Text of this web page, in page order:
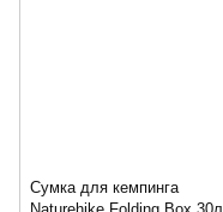
Сумка для кемпинга